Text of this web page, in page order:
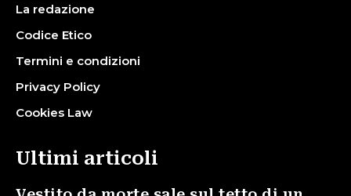
La redazione
Codice Etico
Termini e condizioni
Privacy Policy
Cookies Law
Ultimi articoli